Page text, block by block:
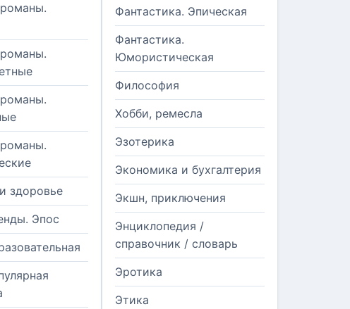
здоровье
Эпос
Фантастика. Эпическая
Фантастика.
Юмористическая
Философия
Хобби, ремесла
Эзотерика
Экономика и бухгалтерия
Экшн, приключения
Энциклопедия /
справочник / словарь
Эротика
Этика